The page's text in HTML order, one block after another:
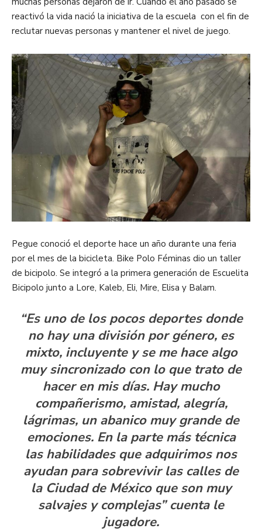
reactivó la vida nació la iniciativa de la escuela con el fin de
reclutar nuevas personas y mantener el nivel de juego.
Pegue conoció el deporte hace un año durante una feria
por el mes de la bicicleta. Bike Polo Féminas dio un taller
de bicipolo. Se integró a la primera generación de Escuelita
Bicipolo junto a Lore, Kaleb, Eli, Mire, Elisa y Balam.
“Es uno de los pocos deportes donde
no hay una división por género, es
mixto, incluyente y se me hace algo
muy sincronizado con lo que trato de
hacer en mis días. Hay mucho
compañerismo, amistad, alegría,
lágrimas, un abanico muy grande de
emociones. En la parte más técnica
las habilidades que adquirimos nos
ayudan para sobrevivir las calles de
la Ciudad de México que son muy
salvajes y complejas” cuenta le
jugadore.